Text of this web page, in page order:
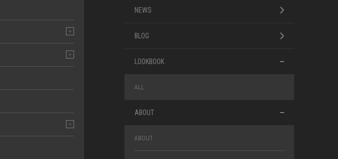
NEWS
BLOG
LOOKBOOK
ALL
ABOUT
ABOUT